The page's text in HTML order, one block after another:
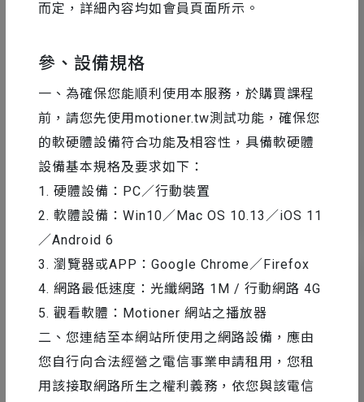
而定，詳細內容均如會員頁面所示。
參、設備規格
一、為確保您能順利使用本服務，於購買課程
前，請您先使用motioner.tw測試功能，確保您
的軟硬體設備符合功能及相容性，具備軟硬體
設備基本規格及要求如下：
1. 硬體設備：PC／行動裝置
2. 軟體設備：Win10／Mac OS 10.13／iOS 11
／Android 6
3. 瀏覽器或APP：Google Chrome／Firefox
4. 網路最低速度：光纖網路 1M / 行動網路 4G
5. 觀看軟體：Motioner 網站之播放器
二、您連結至本網站所使用之網路設備，應由
您自行向合法經營之電信事業申請租用，您租
用該接取網路所生之權利義務，依您與該電信
設計工具精選 2022-10-04
讓 Eagle 成為你最好的素材管理工具
21086